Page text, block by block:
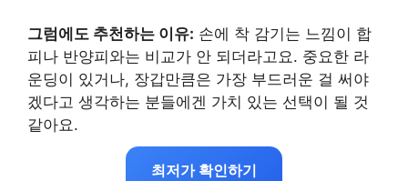
그럼에도 추천하는 이유: 손에 착 감기는 느낌이 합
피나 반양피와는 비교가 안 되더라고요. 중요한 라
운딩이 있거나, 장갑만큼은 가장 부드러운 걸 써야
겠다고 생각하는 분들에겐 가치 있는 선택이 될 것
같아요.
최저가 확인하기